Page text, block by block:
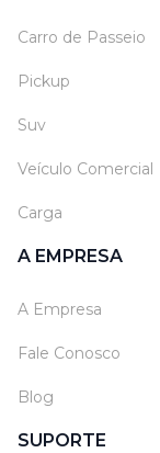
Carro de Passeio
Pickup
Suv
Veículo Comercial
Carga
A EMPRESA
A Empresa
Fale Conosco
Blog
SUPORTE